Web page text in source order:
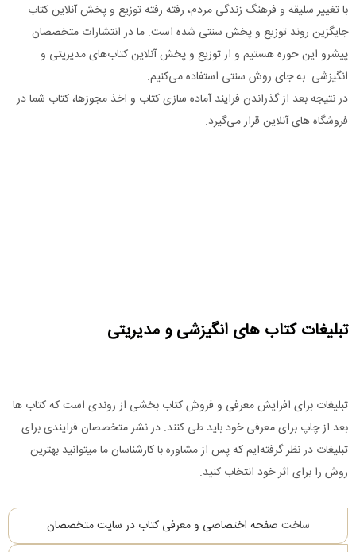
با تغییر سلیقه و فرهنگ زندگی مردم، رفته رفته توزیع و پخش آنلاین کتاب
جایگزین روند توزیع و پخش سنتی شده است. ما در انتشارات متخصصان
پیشرو این حوزه هستیم و از توزیع و پخش آنلاین کتاب‌های مدیریتی و
انگیزشی به جای روش سنتی استفاده می‌کنیم.
در نتیجه بعد از گذراندن فرایند آماده سازی کتاب و اخذ مجوزها، کتاب شما در
فروشگاه های آنلاین قرار می‌گیرد.
تبلیغات کتاب های انگیزشی و مدیریتی
تبلیغات برای افزایش معرفی و فروش کتاب‌ بخشی از روندی است که کتاب ها
بعد از چاپ برای معرفی خود باید طی کنند. در نشر متخصصان فرایندی برای
تبلیغات در نظر گرفته‌ایم که پس از مشاوره با کارشناسان ما میتوانید بهترین
روش را برای اثر خود انتخاب کنید.
ساخت صفحه اختصاصی و معرفی کتاب در سایت متخصصان